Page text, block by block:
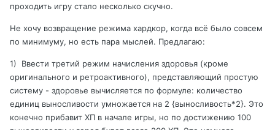
проходить игру стало несколько скучно.
Не хочу возвращение режима хардкор, когда всё было совсем
по минимуму, но есть пара мыслей. Предлагаю:
1) Ввести третий режим начисления здоровья (кроме
оригинального и ретроактивного), представляющий простую
систему - здоровье вычисляется по формуле: количество
единиц выносливости умножается на 2 {выносливость*2}. Это
конечно прибавит ХП в начале игры, но по достижению 100